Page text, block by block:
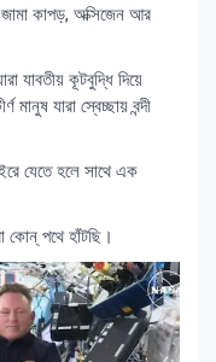
জামা কাপড়, অক্সিজেন আর
যাবতীয় কূটবুদ্ধি দিয়ে
মানুষ যারা স্বেচ্ছায় বন্দী
যেতে হলে সাথে এক
কোন্ পথে হাঁটছি।